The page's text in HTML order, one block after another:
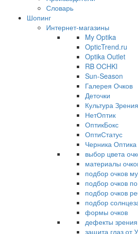
Словарь
Шопинг
Интернет-магазины
My Optika
OpticTrend.ru
Optika Outlet
RB OCHKI
Sun-Season
Галерея Очков
Деточки
Культура Зрения
НетОптик
ОптикБокс
ОптиСтатус
Черника Оптика
выбор цвета
материалы
подбор очков
подбор очков
подбор очков
подбор
формы очков
дефекты зрения
защита глаз от